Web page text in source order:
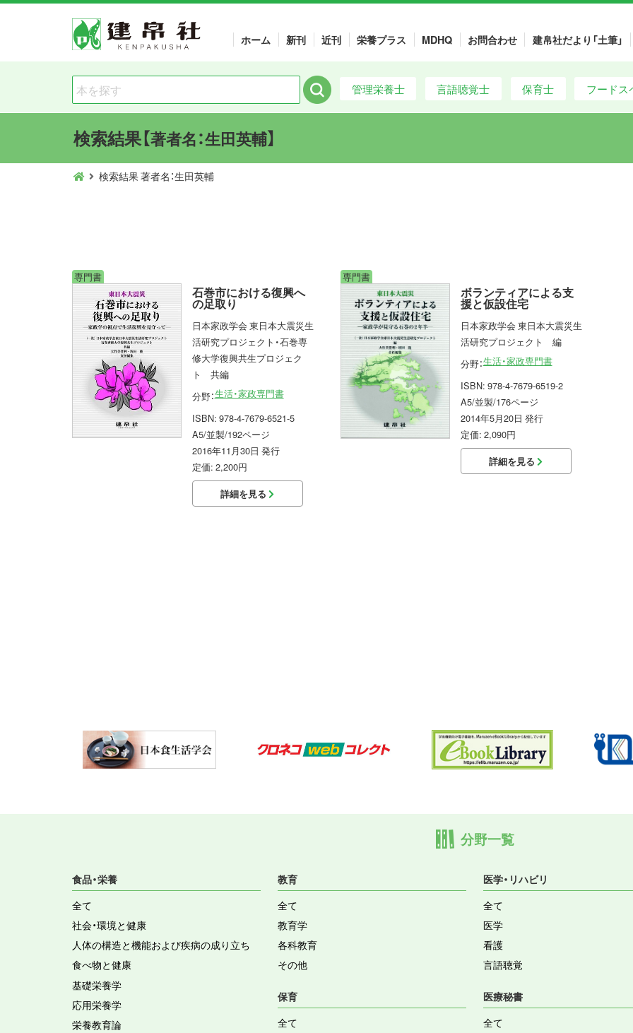
ホーム 新刊 近刊 栄養プラス MDHQ お問合わせ 建帛社だより「土筆」
管理栄養士 言語聴覚士 保育士 フードス
検索結果【著者名：生田英輔】
検索結果 著者名：生田英輔
専門書
石巻市における復興へ
の足取り
日本家政学会 東日本大震災生
活研究プロジェクト・石巻専
修大学復興共生プロジェク
ト 共編
分野：生活・家政専門書
ISBN: 978-4-7679-6521-5
A5/並製/192ページ
2016年11月30日 発行
定価: 2,200円
詳細を見る
専門書
ボランティアによる支
援と仮設住宅
日本家政学会 東日本大震災生
活研究プロジェクト 編
分野：生活・家政専門書
ISBN: 978-4-7679-6519-2
A5/並製/176ページ
2014年5月20日 発行
定価: 2,090円
詳細を見る
分野一覧
食品・栄養
全て
社会・環境と健康
人体の構造と機能および疾病の成り立ち
食べ物と健康
基礎栄養学
応用栄養学
栄養教育論
教育
全て
教育学
各科教育
その他
保育
全て
医学・リハビリ
全て
医学
看護
言語聴覚
医療秘書
全て